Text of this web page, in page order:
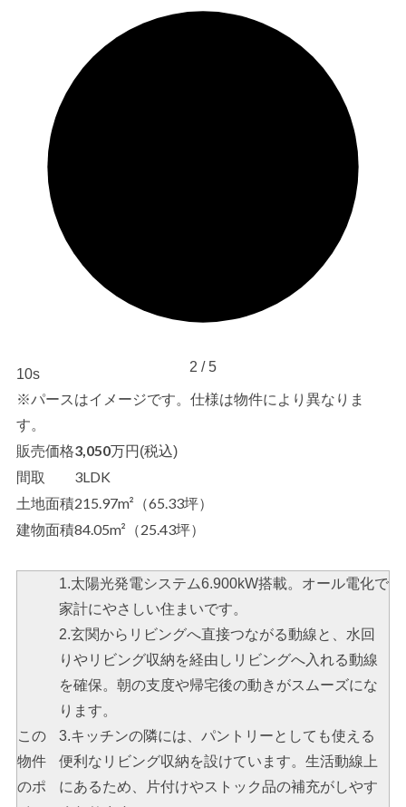
2 / 5
9s
※パースはイメージです。仕様は物件により異なりま
す。
販売価格3,050万円(税込)
間取
3LDK
土地面積215.97m²（65.33坪）
建物面積84.05m²（25.43坪）
この
物件
のポ
1.太陽光発電システム6.900kW搭載。オール電化で
家計にやさしい住まいです。
2.玄関からリビングへ直接つながる動線と、水回
りやリビング収納を経由しリビングへ入れる動線
を確保。朝の支度や帰宅後の動きがスムーズにな
ります。
3.キッチンの隣には、パントリーとしても使える
便利なリビング収納を設けています。生活動線上
にあるため、片付けやストック品の補充がしやす